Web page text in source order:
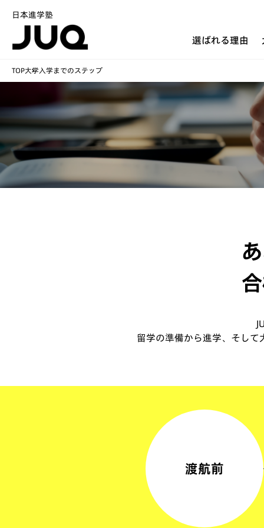
日本進学塾
選ばれる理由
TOP大学入学までのステップ
留学の準備から進学、そし
渡航前